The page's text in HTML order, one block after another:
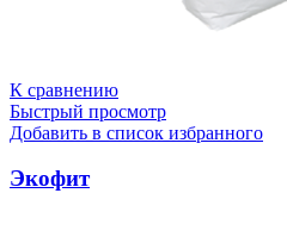
К сравнению
Быстрый просмотр
Добавить в список избранного
Экофит